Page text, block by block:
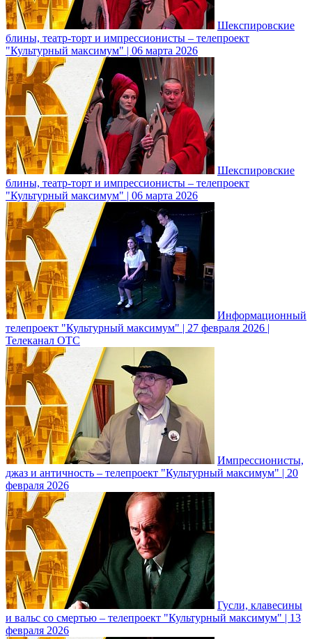
Шекспировские
блины, театр-торт и импрессионисты – телепроект
"Культурный максимум" | 06 марта 2026
Шекспировские
блины, театр-торт и импрессионисты – телепроект
"Культурный максимум" | 06 марта 2026
Информационный
телепроект "Культурный максимум" | 27 февраля 2026 |
Телеканал ОТС
Импрессионисты,
джаз и античность – телепроект "Культурный максимум" | 20
февраля 2026
Гусли, клавесины
и вальс со смертью – телепроект "Культурный максимум" | 13
февраля 2026